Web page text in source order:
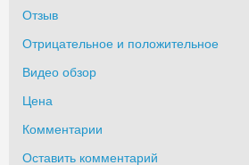
Отзыв
Отрицательное и положительное
Видео обзор
Цена
Комментарии
Оставить комментарий